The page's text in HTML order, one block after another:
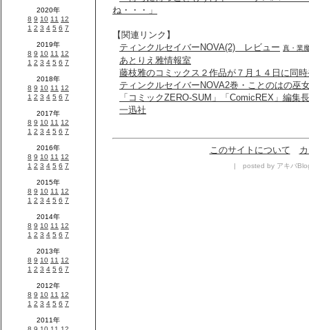
ね・・・」
【関連リンク】
ティンクルセイバーNOVA(2) レビュー 真・業
あとりえ雅情報室
藤枝雅のコミックス２作品が７月１４日に同
ティンクルセイバーNOVA2巻・ことのはの
「コミックZERO-SUM」「ComicREX」編集
一迅社
このサイトについて
| posted by アキバ